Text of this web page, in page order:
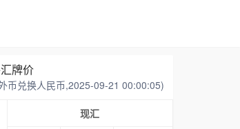
牌价
币兑换人民币,2025-09-21 00:00:05)
现汇